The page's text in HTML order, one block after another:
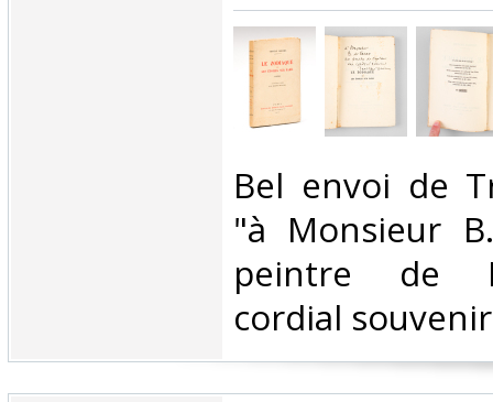
‎Bel envoi de
"à Monsieur
peintre de
cordial